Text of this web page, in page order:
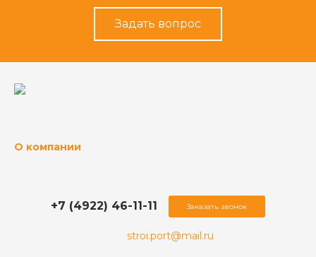
Задать вопрос
О компании
stroi.port@mail.ru
+7 (4922) 46-11-11 Заказать звонок